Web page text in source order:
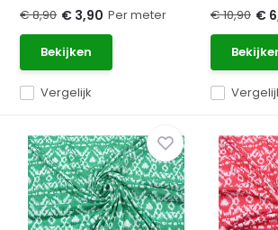
Vergelijk
€ 8,90 € 3,90 Per meter
Bekijken
€ 10,90 €